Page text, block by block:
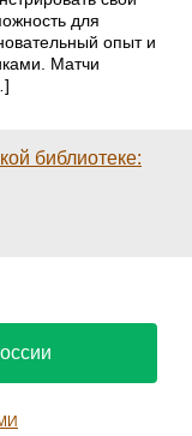
для
опыт и
Матчи
библиотеке: